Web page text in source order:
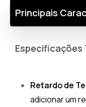
Principais
Especificações
Retardo de
adicionar um